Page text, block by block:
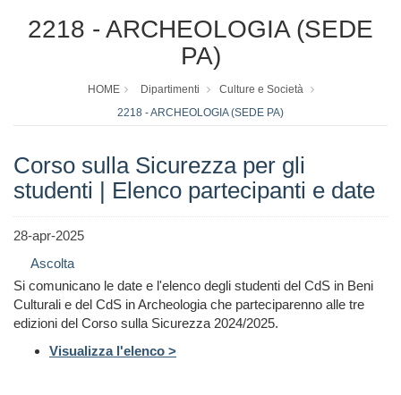
2218 - ARCHEOLOGIA (SEDE
PA)
HOME Dipartimenti
Culture e Società
2218 - ARCHEOLOGIA (SEDE PA)
Corso sulla Sicurezza per gli
studenti | Elenco partecipanti e date
28-apr-2025
Ascolta
Si comunicano le date e l'elenco degli studenti del CdS in Beni
Culturali e del CdS in Archeologia che parteciparenno alle tre
edizioni del Corso sulla Sicurezza 2024/2025.
Visualizza l'elenco >